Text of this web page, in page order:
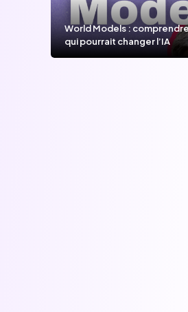
World Models :
qui pourrait changer l’IA